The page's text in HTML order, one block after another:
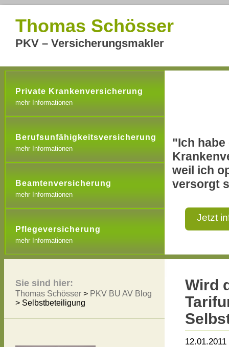
Thomas Schösser
PKV – Versicherungsmakler
Private Krankenversicherung
mehr Informationen
Berufsunfähigkeitsversicherung
mehr Informationen
Beamtenversicherung
mehr Informationen
Pflegeversicherung
mehr Informationen
"Ich habe
weil ich
versorgt
Jetzt
Wird
Sie sind hier:
Thomas Schösser > PKV BU AV Blog
> Selbstbeteiligung